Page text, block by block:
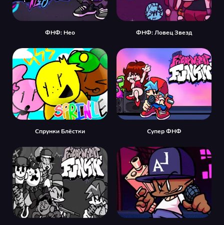
ФНФ: Нео ФНФ: Ловец Звезд
Спрунки Блёстки Супер ФНФ